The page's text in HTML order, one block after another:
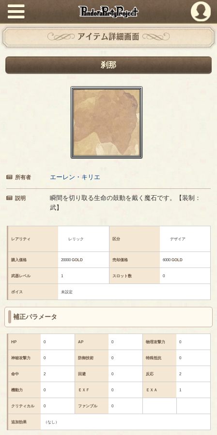
PandoraPartyProject
アイテム詳細画面
刹那
所有者 エーレン・キリエ
説明
瞬間を切り取る生命の鼓動を戴く魔石です。【装制：
武】
レアリティ レリック 区分 デザイア
購入価格 20000GOLD 売却価格 6000GOLD
武器レベル 1 スロット数 0
ボイス 未設定
補正パラメータ
HP 0 AP 0 物理攻撃力 0
神秘攻撃力 0 防御技術 0 特殊抵抗 0
命中 2 回避 0 反応 2
機動力 0 ＥＸＦ 0 ＥＸＡ 1
クリティカル 0 ファンブル 0
追加効果 （なし）